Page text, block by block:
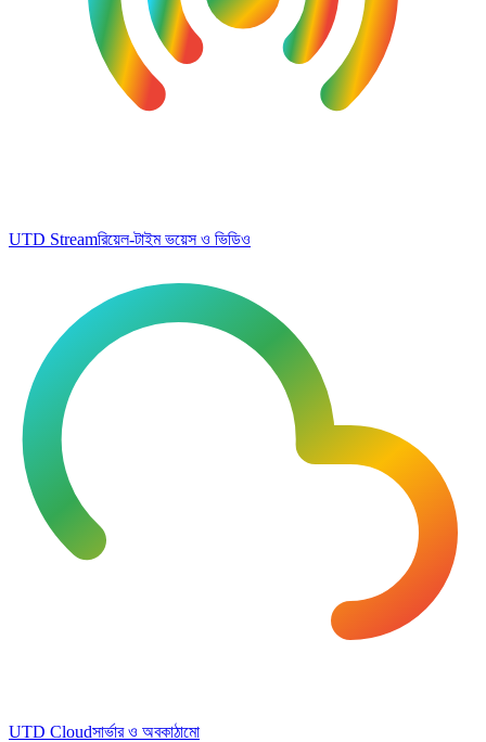
UTD Streamরিয়েল-টাইম ভয়েস ও ভিডিও
UTD Cloudসার্ভার ও অবকাঠামো